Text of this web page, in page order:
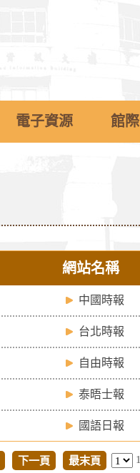
電子資源 館
網站名稱
中國時報
台北時報
自由時報
泰晤士報
國語日報
下一頁 最末頁